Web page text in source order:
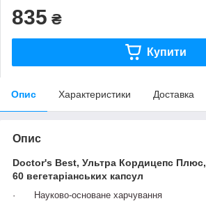
835 ₴
Купити
Опис Характеристики Доставка
Опис
Doctor's Best, Ультра Кордицепс Плюс,
60 вегетаріанських капсул
·
Науково-основане харчування